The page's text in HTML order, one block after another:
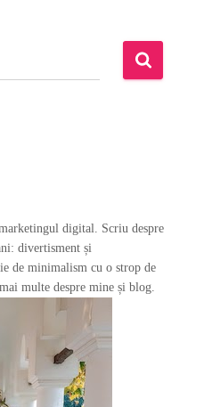
digital. Scriu despre
divertisment și
de minimalism cu o strop de
multe despre mine și blog.